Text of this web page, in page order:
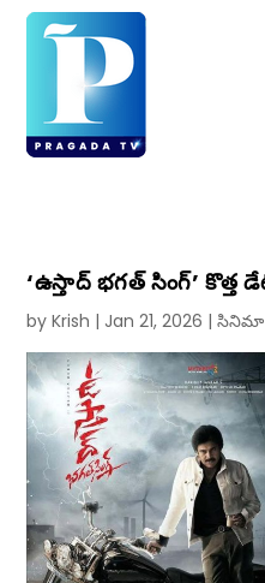
‘ఉస్తాద్ భగత్ సింగ్’ కొత్త
byKrish | Jan 21, 2026 |సినిమా